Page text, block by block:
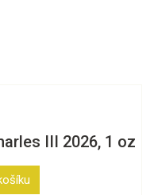
III 2026, 1 oz